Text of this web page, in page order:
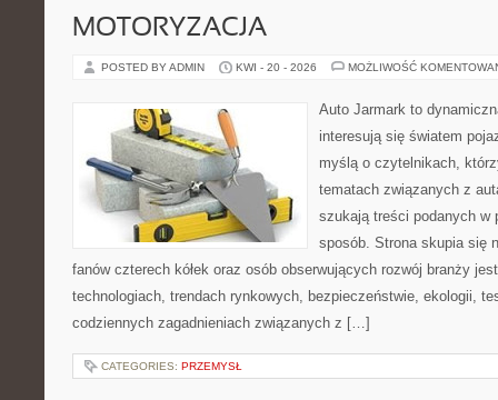
MOTORYZACJA
POSTED BY ADMIN KWI - 20 - 2026 MOŻLIWOŚĆ
Auto Jarmark to
interesują się światem
myślą o czytelnikach,
tematach związanych z
szukają treści podanych w
sposób. Strona skupia się
fanów czterech kółek oraz osób obserwujących rozwój branży
technologiach, trendach rynkowych, bezpieczeństwie, ekologii,
codziennych zagadnieniach związanych z […]
CATEGORIES: PRZEMYSŁ